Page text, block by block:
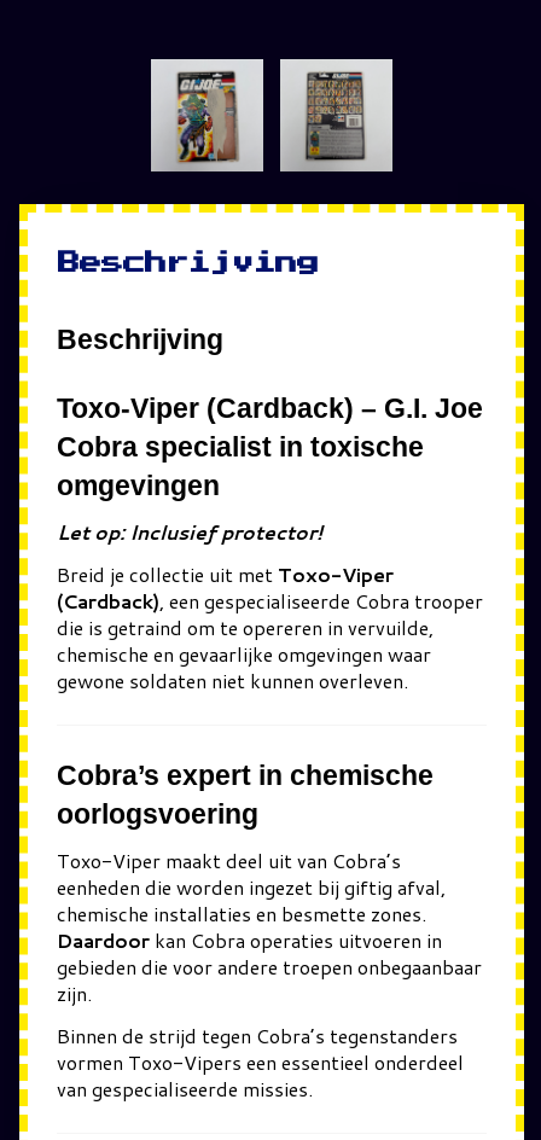
Beschrijving
Beschrijving
Toxo-Viper (Cardback) – G.I. Joe
Cobra specialist in toxische
omgevingen
Let op: Inclusief protector!
Breid je collectie uit met Toxo-Viper
(Cardback) , een gespecialiseerde Cobra trooper
die is getraind om te opereren in vervuilde,
chemische en gevaarlijke omgevingen waar
gewone soldaten niet kunnen overleven.
Cobra’s expert in chemische
oorlogsvoering
Toxo-Viper maakt deel uit van Cobra’s
eenheden die worden ingezet bij giftig afval,
chemische installaties en besmette zones.
Daardoor kan Cobra operaties uitvoeren in
gebieden die voor andere troepen onbegaanbaar
zijn.
Binnen de strijd tegen Cobra’s tegenstanders
vormen Toxo-Vipers een essentieel onderdeel
van gespecialiseerde missies.